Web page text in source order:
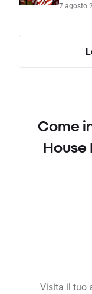
7 agosto
Come
House
Visita il tuo